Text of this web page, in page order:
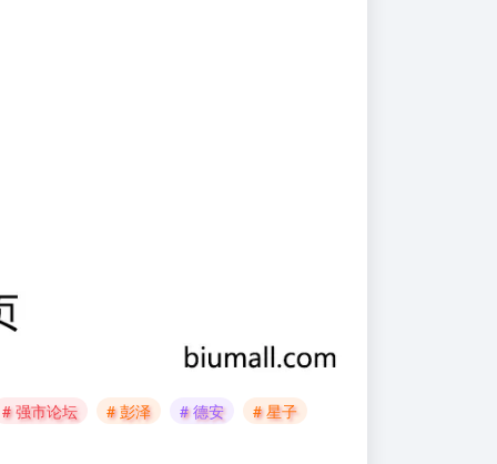
# 强市论坛 # 彭泽 # 德安 # 星子